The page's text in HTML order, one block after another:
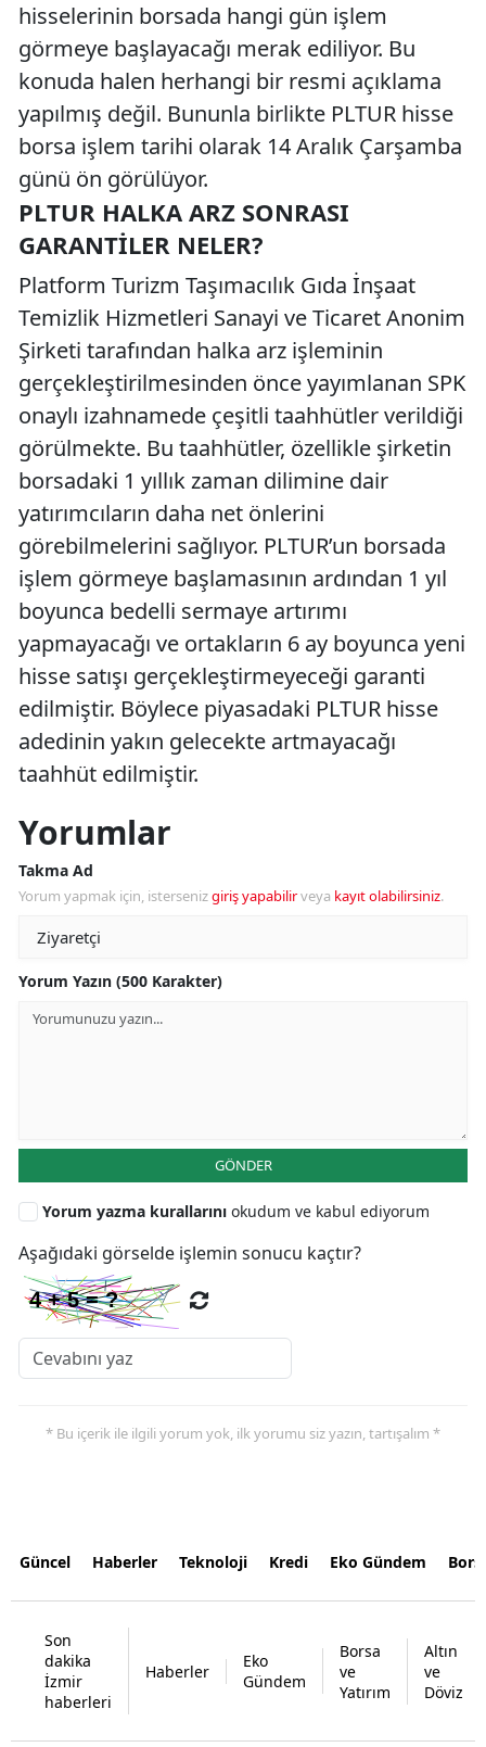
hisselerinin borsada hangi gün işlem
görmeye başlayacağı merak ediliyor. Bu
konuda halen herhangi bir resmi açıklama
yapılmış değil. Bununla birlikte PLTUR hisse
borsa işlem tarihi olarak 14 Aralık Çarşamba
günü ön görülüyor.
PLTUR HALKA ARZ SONRASI
GARANTILER NELER?
Platform Turizm Taşımacılık Gıda İnşaat
Temizlik Hizmetleri Sanayi ve Ticaret Anonim
Şirketi tarafından halka arz işleminin
gerçekleştirilmesinden önce yayımlanan SPK
onaylı izahnamede çeşitli taahhütler verildiği
görülmekte. Bu taahhütler, özellikle şirketin
borsadaki 1 yıllık zaman dilimine dair
yatırımcıların daha net önlerini
görebilmelerini sağlıyor. PLTUR’un borsada
işlem görmeye başlamasının ardından 1 yıl
boyunca bedelli sermaye artırımı
yapmayacağı ve ortakların 6 ay boyunca yeni
hisse satışı gerçekleştirmeyeceği garanti
edilmiştir. Böylece piyasadaki PLTUR hisse
adedinin yakın gelecekte artmayacağı
taahhüt edilmiştir.
Yorumlar
Takma Ad
Yorum yapmak için, istersenizgiriş yapabilirveya kayıt olabilirsiniz.
Yorum Yazın (500 Karakter)
GÖNDER
Yorum yazma kurallarını okudum ve kabul ediyorum
Aşağıdaki görselde işlemin sonucu kaçtır?
* Bu içerik ile ilgili yorum yok, ilk yorumu siz yazın, tartışalım *
Güncel Haberler Teknoloji Kredi Eko Gündem
Son
dakika
İzmir
haberleri
Haberler
Eko
Gündem
Borsa
ve
Yatırım
Altın
ve
Döviz